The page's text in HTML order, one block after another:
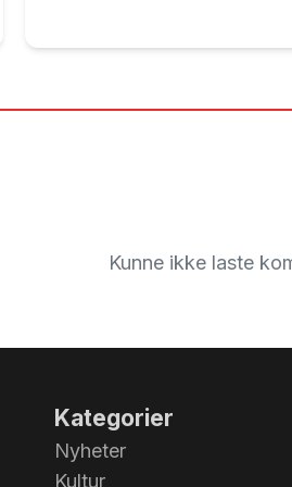
Kunne ikke laste
Kategorier
Nyheter
Kultur